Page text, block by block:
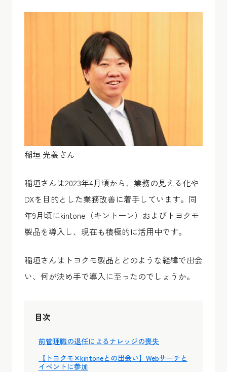
稲垣 光義さん
稲垣さんは2023年4月頃から、業務の見える化や
DXを目的とした業務改善に着手しています。同
年9月頃にkintone（キントーン）およびトヨクモ
製品を導入し、現在も積極的に活用中です。
稲垣さんはトヨクモ製品とどのような経緯で出会
い、何が決め手で導入に至ったのでしょうか。
目次
前管理職の退任によるナレッジの喪失
【トヨクモ✕kintoneとの出会い】Webサーチと
イベントに参加